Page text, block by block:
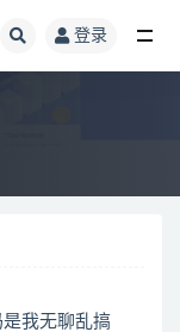
登录
我无聊乱搞